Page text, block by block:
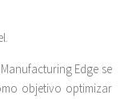
Edge se
objetivo optimizar